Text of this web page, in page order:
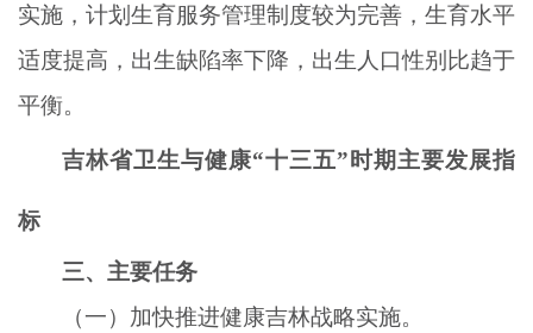
实施，计划生育服务管理制度较为完善，生育水平
适度提高，出生缺陷率下降，出生人口性别比趋于
平衡。
吉林省卫生与健康“十三五”时期主要发展指
标
三、主要任务
（一）加快推进健康吉林战略实施。